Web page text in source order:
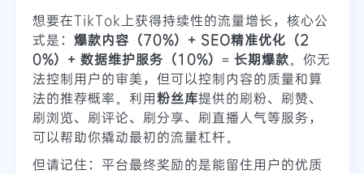
想要在TikTok上获得持续性的流量增长，核心公
式是： 爆款内容（70%）+ SEO精准优化（2
0%）+ 数据维护服务（10%）= 长期爆款。你无
法控制用户的审美，但可以控制内容的质量和算
法的推荐概率。利用粉丝库提供的刷粉、刷赞、
刷浏览、刷评论、刷分享、刷直播人气等服务，
可以帮助你撬动最初的流量杠杆。
但请记住：平台最终奖励的是能留住用户的优质